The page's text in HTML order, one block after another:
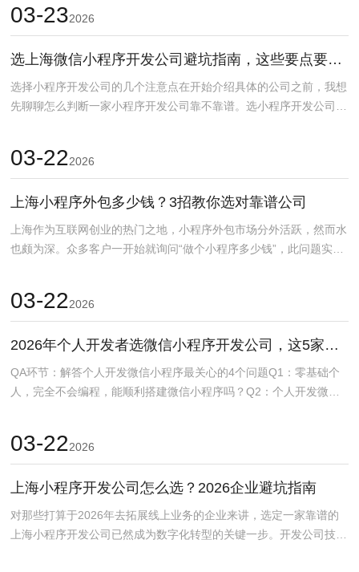
03-232026
选上海微信小程序开发公司避坑指南，这些要点要知道
选择小程序开发公司的几个注意点在开始介绍具体的公司之前，我想
先聊聊怎么判断一家小程序开发公司靠不靠谱。选小程序开发公司，
03-222026
上海小程序外包多少钱？3招教你选对靠谱公司
上海作为互联网创业的热门之地，小程序外包市场分外活跃，然而水
也颇为深。众多客户一开始就询问“做个小程序多少钱”，此问题实际
03-222026
2026年个人开发者选微信小程序开发公司，这5家值得看
QA环节：解答个人开发微信小程序最关心的4个问题Q1：零基础个
人，完全不会编程，能顺利搭建微信小程序吗？Q2：个人开发微信
03-222026
上海小程序开发公司怎么选？2026企业避坑指南
对那些打算于2026年去拓展线上业务的企业来讲，选定一家靠谱的
上海小程序开发公司已然成为数字化转型的关键一步。开发公司技术